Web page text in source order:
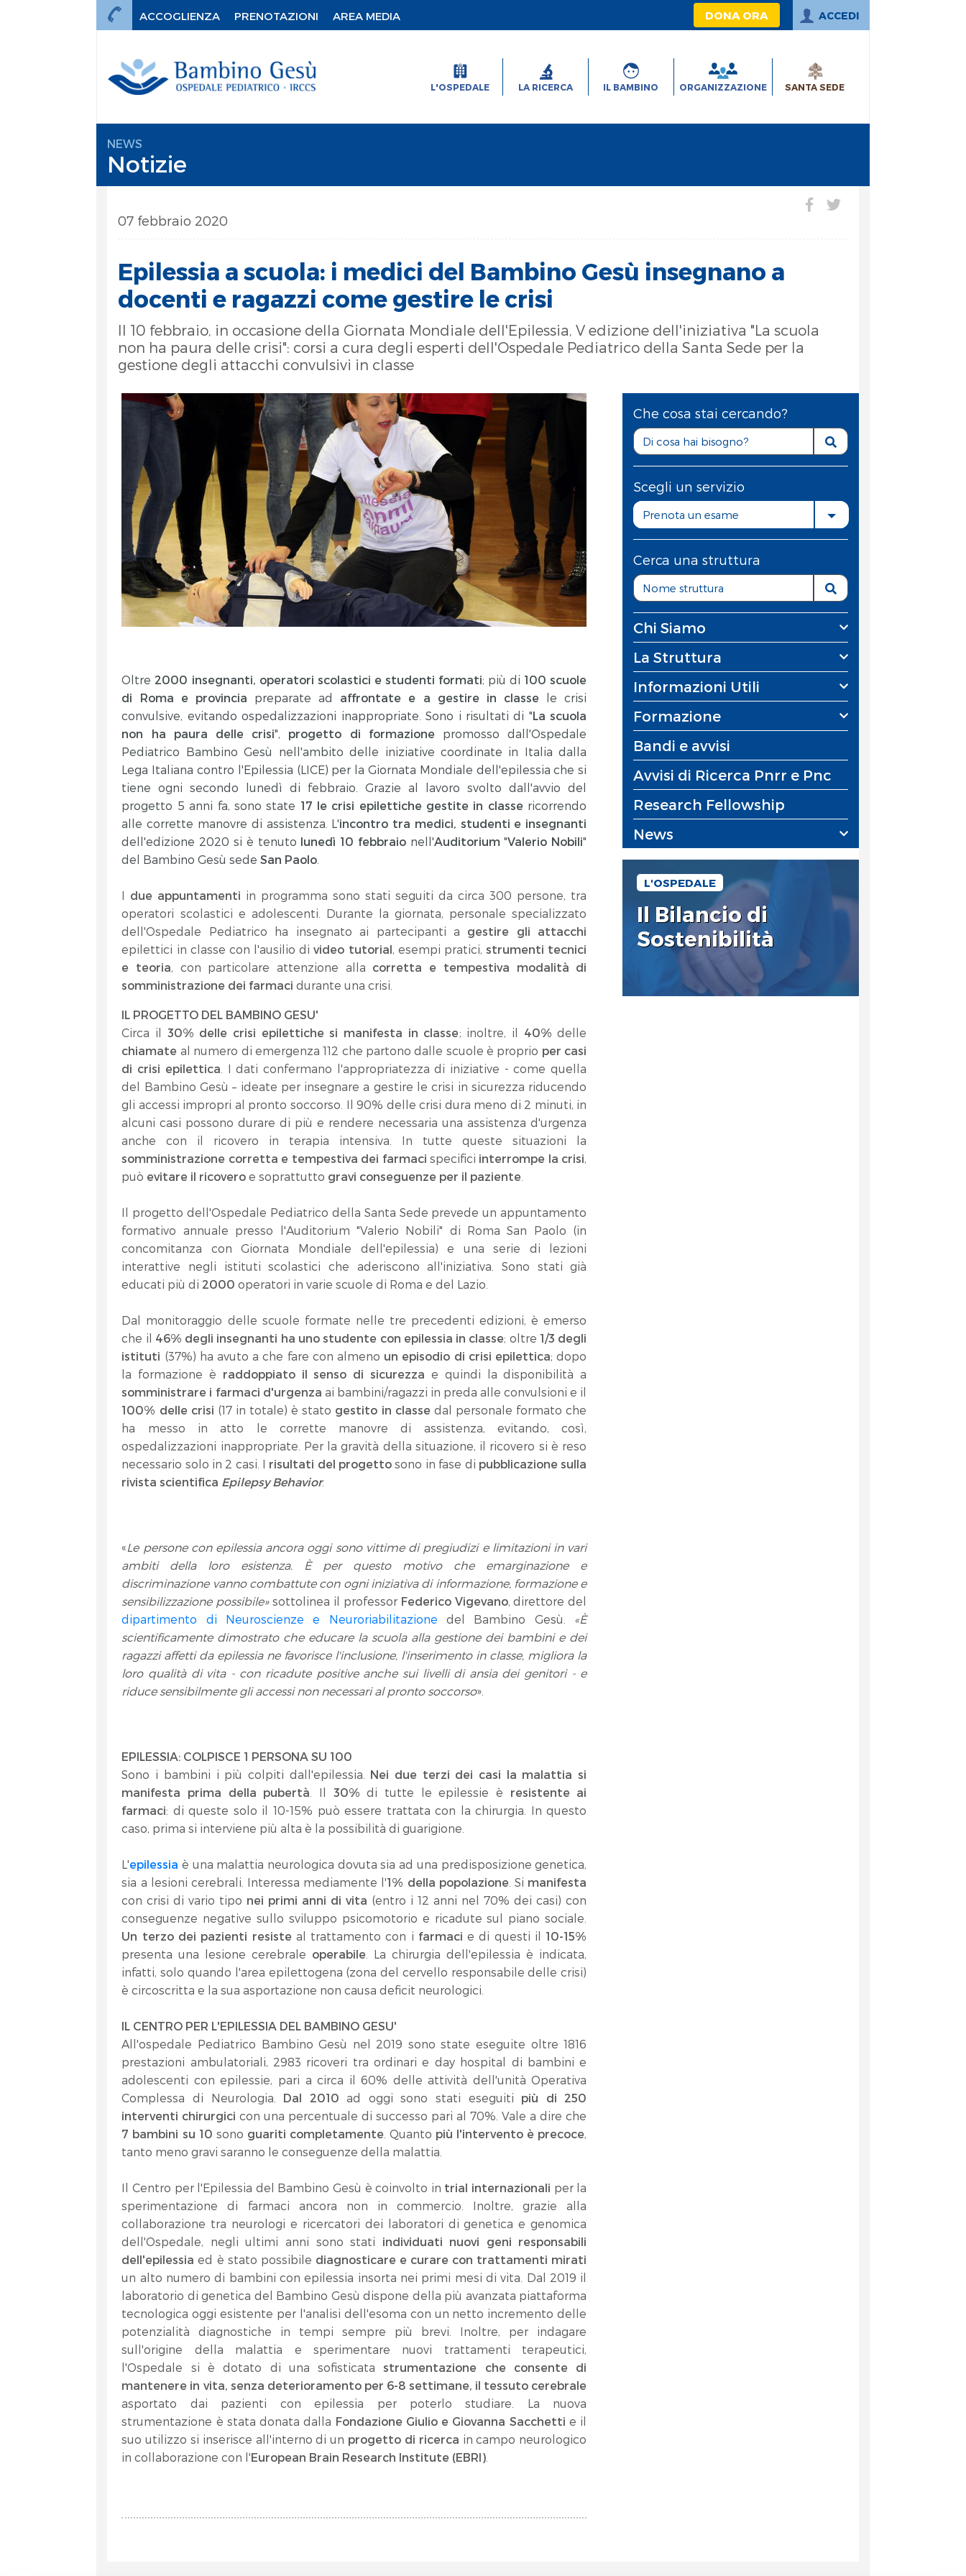
ACCOGLIENZA PRENOTAZIONI AREA MEDIA DONA ORA ACCEDI
L'OSPEDALE LA RICERCA IL BAMBINO ORGANIZZAZIONE SANTA SEDE
NEWS
Notizie
07 febbraio 2020
Epilessia a scuola: i medici del Bambino Gesù insegnano a
docenti e ragazzi come gestire le crisi
Il 10 febbraio, in occasione della Giornata Mondiale dell'Epilessia, V edizione dell'iniziativa "La scuola
non ha paura delle crisi": corsi a cura degli esperti dell'Ospedale Pediatrico della Santa Sede per la
gestione degli attacchi convulsivi in classe
Oltre 2000 insegnanti, operatori scolastici e studenti formati; più di 100 scuole
di Roma e provincia preparate ad affrontate e a gestire in classele crisi
convulsive, evitando ospedalizzazioni inappropriate. Sono i risultati di "La scuola
non ha paura delle crisi", progetto di formazionepromosso dall'Ospedale
Pediatrico Bambino Gesù nell'ambito delle iniziative coordinate in Italia dalla
Lega Italiana contro l'Epilessia (LICE) per la Giornata Mondiale dell'epilessia che si
tiene ogni secondo lunedì di febbraio. Grazie al lavoro svolto dall'avvio del
progetto 5 anni fa, sono state 17 le crisi epilettiche gestite in classericorrendo
alle corrette manovre di assistenza. L'incontro tra medici, studenti e insegnanti
dell'edizione 2020 si è tenuto lunedì 10 febbraionell'Auditorium"Valerio Nobili"
del Bambino Gesù sedeSan Paolo
I due appuntamenti in programma sono stati seguiti da circa 300 persone, tra
operatori scolastici e adolescenti. Durante la giornata, personale specializzato
dell'Ospedale Pediatrico ha insegnato ai partecipanti a gestire gli attacchi
epilettici in classe con l'ausilio divideo tutorial, esempi pratici,strumenti tecnici
e teoria, con particolare attenzione alla corretta e tempestiva modalità di
somministrazione dei farmaci durante una crisi.
IL PROGETTO DEL BAMBINO GESU'
Circa il 30% delle crisi epilettiche si manifesta in classe; inoltre, il 40% delle
chiamate al numero di emergenza 112 che partono dalle scuole è proprio per casi
di crisi epilettica . I dati confermano l'appropriatezza di iniziative - come quella
del Bambino Gesù – ideate per insegnare a gestire le crisi in sicurezza riducendo
gli accessi impropri al pronto soccorso. Il 90% delle crisi dura meno di 2 minuti, in
alcuni casi possono durare di più e rendere necessaria una assistenza d'urgenza
anche con il ricovero in terapia intensiva. In tutte queste situazioni la
somministrazione corretta e tempestiva dei farmaci specifici interrompe la crisi,
può evitare il ricovero e soprattutto gravi conseguenze per il paziente
Il progetto dell'Ospedale Pediatrico della Santa Sede prevede un appuntamento
formativo annuale presso l'Auditorium "Valerio Nobili" di Roma San Paolo (in
concomitanza con Giornata Mondiale dell'epilessia) e una serie di lezioni
interattive negli istituti scolastici che aderiscono all'iniziativa. Sono stati già
educati più di 2000 operatori in varie scuole di Roma e del Lazio.
Dal monitoraggio delle scuole formate nelle tre precedenti edizioni, è emerso
che il 46% degli insegnanti ha uno studente con epilessia in classe; oltre 1/3 degli
istituti (37%) ha avuto a che fare con almeno un episodio di crisi epilettica; dopo
la formazione è raddoppiato il senso di sicurezza e quindi la disponibilità a
somministrare i farmaci d'urgenza ai bambini/ragazzi in preda alle convulsioni e il
100% delle crisi (17 in totale) è stato gestito in classe dal personale formato che
ha messo in atto le corrette manovre di assistenza, evitando, così,
ospedalizzazioni inappropriate. Per la gravità della situazione, il ricovero si è reso
necessario solo in 2 casi. I risultati del progetto sono in fase di pubblicazione sulla
rivista scientifica Epilepsy Behavior.
«Le persone con epilessia ancora oggi sono vittime di pregiudizi e limitazioni in vari
ambiti della loro esistenza. È per questo motivo che emarginazione e
discriminazione vanno combattute con ogni iniziativa di informazione, formazione e
sensibilizzazione possibile»sottolinea il professor Federico Vigevano, direttore del
dipartimento di Neuroscienze e Neuroriabilitazione del Bambino Gesù. «È
scientificamente dimostrato che educare la scuola alla gestione dei bambini e dei
ragazzi affetti da epilessia ne favorisce l'inclusione, l'inserimento in classe, migliora la
loro qualità di vita - con ricadute positive anche sui livelli di ansia dei genitori - e
riduce sensibilmente gli accessi non necessari al pronto soccorso».
EPILESSIA: COLPISCE 1 PERSONA SU 100
Sono i bambini i più colpiti dall'epilessia. Nei due terzi dei casi la malattia si
manifesta prima della pubertà . Il 30% di tutte le epilessie è resistente ai
farmaci: di queste solo il 10-15% può essere trattata con la chirurgia. In questo
caso, prima si interviene più alta è la possibilità di guarigione.
L'epilessia è una malattia neurologica dovuta sia ad una predisposizione genetica,
sia a lesioni cerebrali. Interessa mediamente l'1% della popolazione . Si manifesta
con crisi di vario tipo nei primi anni di vita (entro i 12 anni nel 70% dei casi) con
conseguenze negative sullo sviluppo psicomotorio e ricadute sul piano sociale.
Un terzo dei pazienti resiste al trattamento con i farmaci e di questi il 10-15%
presenta una lesione cerebrale operabile . La chirurgia dell'epilessia è indicata,
infatti, solo quando l'area epilettogena (zona del cervello responsabile delle crisi)
è circoscritta e la sua asportazione non causa deficit neurologici.
IL CENTRO PER L'EPILESSIA DEL BAMBINO GESU'
All'ospedale Pediatrico Bambino Gesù nel 2019 sono state eseguite oltre 1816
prestazioni ambulatoriali, 2983 ricoveri tra ordinari e day hospital di bambini e
adolescenti con epilessie, pari a circa il 60% delle attività dell'unità Operativa
Complessa di Neurologia. Dal 2010 ad oggi sono stati eseguiti più di 250
interventi chirurgici con una percentuale di successo pari al 70%. Vale a dire che
7 bambini su 10 sono guariti completamente . Quanto più l'intervento è precoce,
tanto meno gravi saranno le conseguenze della malattia.
Il Centro per l'Epilessia del Bambino Gesù è coinvolto in trial internazionali per la
sperimentazione di farmaci ancora non in commercio. Inoltre, grazie alla
collaborazione tra neurologi e ricercatori dei laboratori di genetica e genomica
dell'Ospedale, negli ultimi anni sono stati individuati nuovi geni responsabili
dell'epilessia ed è stato possibile diagnosticare e curare con trattamenti mirati
un alto numero di bambini con epilessia insorta nei primi mesi di vita. Dal 2019 il
laboratorio di genetica del Bambino Gesù dispone della più avanzata piattaforma
tecnologica oggi esistente per l'analisi dell'esoma con un netto incremento delle
potenzialità diagnostiche in tempi sempre più brevi. Inoltre, per indagare
sull'origine della malattia e sperimentare nuovi trattamenti terapeutici,
l'Ospedale si è dotato di una sofisticatastrumentazione che consente di
mantenere in vita, senza deterioramento per 6-8 settimane, il tessuto cerebrale
asportato dai pazienti con epilessia per poterlo studiare. La nuova
strumentazione è stata donata dalla Fondazione Giulio e Giovanna Sacchetti e il
suo utilizzo si inserisce all'interno di un progetto di ricerca in campo neurologico
in collaborazione con l'European Brain Research Institute (EBRI)
Che cosa stai cercando?
Scegli un servizio
Prenota un esame
Cerca una struttura
Chi Siamo
La Struttura
Informazioni Utili
Formazione
Bandi e avvisi
Avvisi di Ricerca Pnrr e Pnc
Research Fellowship
News
L'OSPEDALE
Il Bilancio di
Sostenibilità